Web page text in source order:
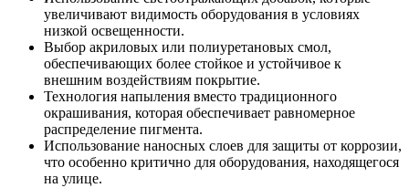
увеличивают видимость оборудования в условиях
низкой освещенности.
Выбор акриловых или полиуретановых смол,
обеспечивающих более стойкое и устойчивое к
внешним воздействиям покрытие.
Технология напыления вместо традиционного
окрашивания, которая обеспечивает равномерное
распределение пигмента.
Использование наносных слоев для защиты от коррозии,
что особенно критично для оборудования, находящегося
на улице.